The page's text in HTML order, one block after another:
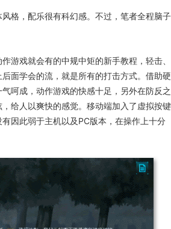
格，配乐很有科幻感。不过，笔者全程脑子
游戏就会有的中规中矩的新手教程，轻击、
面学会的流，就是所有的打击方式。借助硬
呵成，动作游戏的快感十足，另外在防反之
给人以爽快的感觉。移动端加入了虚拟按键
因此弱于主机以及PC版本，在操作上十分